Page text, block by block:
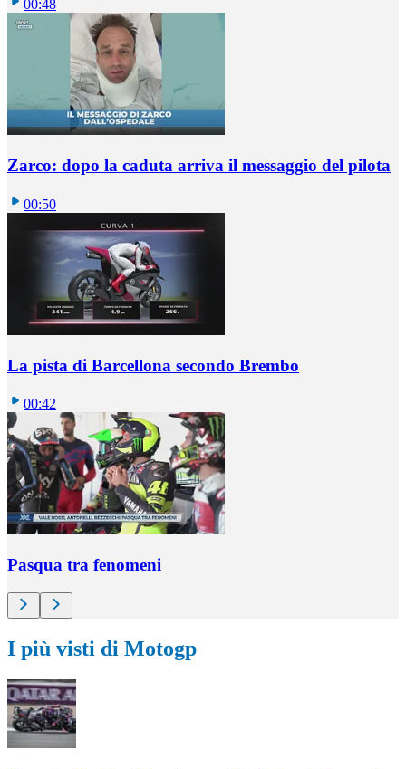
00:48
Zarco: dopo la caduta arriva il messaggio del pilota
00:50
La pista di Barcellona secondo Brembo
00:42
Pasqua tra fenomeni
I più visti di Motogp